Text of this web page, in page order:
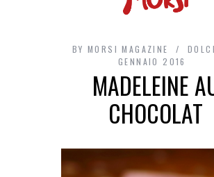
BY MORSI MAGAZINE
GENNAIO 2016
MADELEINE
CHOCOLAT